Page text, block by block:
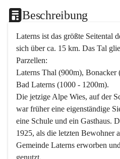
Beschreibung
Laterns ist das größte Seitental
sich über ca. 15 km. Das Tal
Parzellen:
Laterns Thal (900m), Bonacker
Bad Laterns (1000 - 1200m).
Die jetzige Alpe Wies, auf der
war früher eine eigenständige
eine Schule und ein Gasthaus.
1925, als die letzten Bewohner
Gemeinde Laterns erworben
genutzt.